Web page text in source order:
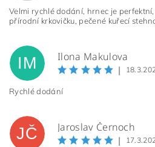
Velmi rychlé dodání, hrnec je perfektní,
přírodní krkovičku, pečené kuřecí
IM Ilona Makulova
|
Rychlé dodání
JČ Jaroslav Černoch
|